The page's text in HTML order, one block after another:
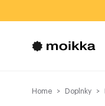
Home Doplnky